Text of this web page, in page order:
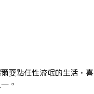
耍點任性流氓的生活，喜
。